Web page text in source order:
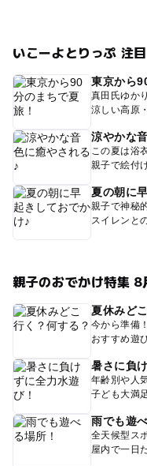
いこーよとりっぷ 注
東京から
真田氏ゆか
涼しい高原
涼やかな
この夏は浴
親子で絵付
夏の朝に
親子で神秘
スイレンと
親子のおでかけ特集 8
夏休みど
今から準備
おすすめ遊
暑さに負
年齢別や人
子ども大満
雨でも遊
全天候型ス
屋内で一日